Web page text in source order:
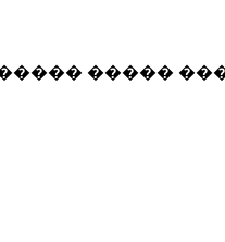
�����